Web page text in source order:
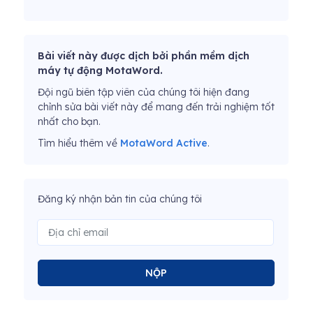
Bài viết này được dịch bởi phần mềm dịch
máy tự động MotaWord.
Đội ngũ biên tập viên của chúng tôi hiện đang
chỉnh sửa bài viết này để mang đến trải nghiệm tốt
nhất cho bạn.
Tìm hiểu thêm về MotaWord Active.
Đăng ký nhận bản tin của chúng tôi
NỘP